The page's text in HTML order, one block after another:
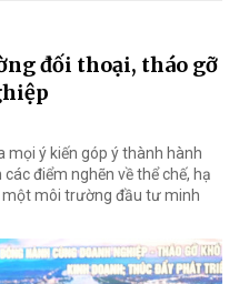
đối thoại, tháo gỡ
mọi ý kiến góp ý thành hành
điểm nghẽn về thể chế, hạ
một môi trường đầu tư minh